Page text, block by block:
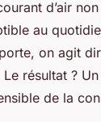
d’air
au
on agit
résultat ?
de la